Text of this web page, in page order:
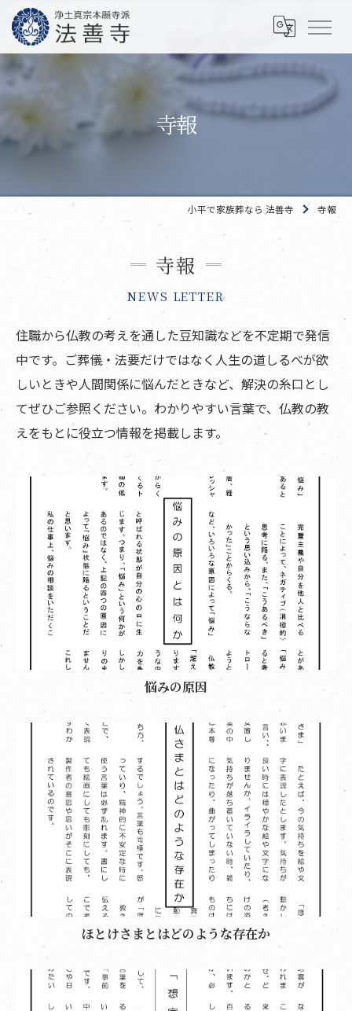
寺報
小平で家族葬なら 法善寺 寺報
寺報
NEWS LETTER
住職から仏教の考えを通した豆知識などを不定期で発信
中です。ご葬儀・法要だけではなく人生の道しるべが欲
しいときや人間関係に悩んだときなど、解決の糸口とし
てぜひご参照ください。わかりやすい言葉で、仏教の教
えをもとに役立つ情報を掲載します。
悩みの原因
ほとけさまとはどのような存在か